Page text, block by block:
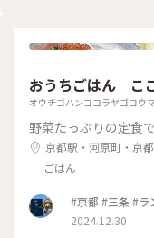
おうちごはん こ
オウチゴハンココラヤゴコウ
野菜たっぷりの定食
京都駅・河原町・京
ごはん
#京都 #三条 #ラ
2024.12.30